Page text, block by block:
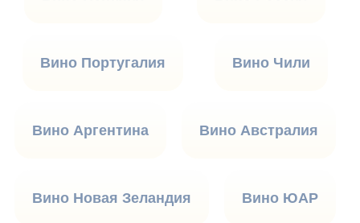
Вино Португалия Вино Чили
Вино Аргентина Вино Австралия
Вино Новая Зеландия Вино ЮАР